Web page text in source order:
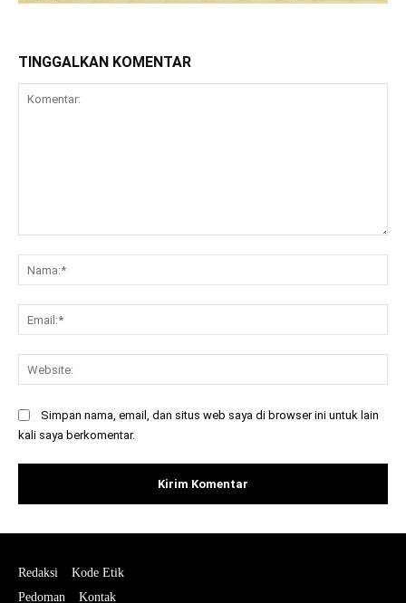
TINGGALKAN KOMENTAR
Simpan nama, email, dan situs web saya di browser ini untuk lain
kali saya berkomentar.
Redaksi
Kode Etik
Pedoman
Kontak